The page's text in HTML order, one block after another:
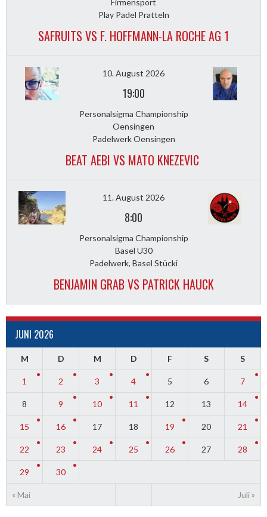
Play Padel Pratteln
SAFRUITS VS F. HOFFMANN-LA ROCHE AG 1
10. August 2026
19:00
Personalsigma Championship
Oensingen
Padelwerk Oensingen
BEAT AEBI VS MATO KNEZEVIC
11. August 2026
8:00
Personalsigma Championship
Basel U30
Padelwerk, Basel Stücki
BENJAMIN GRAB VS PATRICK HAUCK
JUNI 2026
M D M D F S S
« Mai Juli »
1 2 3 4 5 6 7
8 9 10 11 12 13 14
15 16 17 18 19 20 21
22 23 24 25 26 27 28
29 30